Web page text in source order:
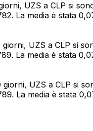
UZS a CLP si
La media è stata
giorni, UZS a CLP si
La media è stata
giorni, UZS a CLP si
La media è stata